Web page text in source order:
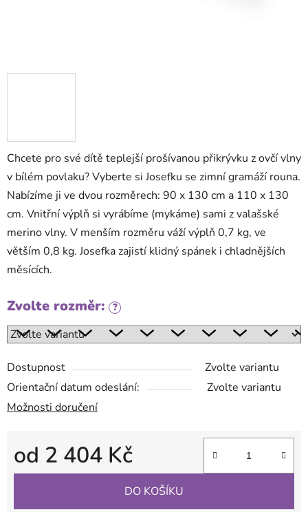
Chcete pro své dítě teplejší prošívanou přikrývku z ovčí vlny
v bílém povlaku? Vyberte si Josefku se zimní gramáží rouna.
Nabízíme ji ve dvou rozměrech: 90 x 130 cm a 110 x 130
cm. Vnitřní výplň si vyrábíme (mykáme) sami z valašské
merino vlny. V menším rozměru váží výplň 0,7 kg, ve
větším 0,8 kg. Josefka zajistí klidný spánek i chladnějších
měsících.
Zvolte rozměr: ?
Dostupnost
Zvolte variantu
Orientační datum odeslání:
Zvolte variantu
Možnosti doručení
od 2 404 Kč
Měrná cena:
DO KOŠÍKU